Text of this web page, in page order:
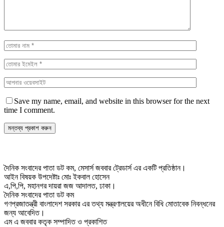
Save my name, email, and website in this browser for the next
time I comment.
দৈনিক সংবাদের পাতা ডট কম, মেসার্স জববার ট্রেডার্স এর একটি প্রতিষ্ঠান।
আইন বিষয়ক উপদেষ্টাঃ মোঃ ইকবাল হোসেন
এ,পি,পি, মহানগর দায়রা জজ আদালত, ঢাকা।
দৈনিক সংবাদের পাতা ডট কম
গণপ্রজাতন্ত্রী বাংলাদেশ সরকার এর তথ্য মন্ত্রণালয়ের অধীনে বিধি মোতাবেক নিবন্ধনের
জন্য আবেদিত।
এম এ জববার কতৃক সম্পাদিত ও প্রকাশিত